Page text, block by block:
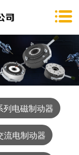
列电磁制动器
流电制动器